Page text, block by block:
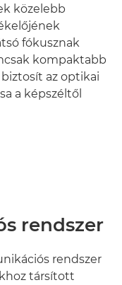
közelebb
fókusznak
kompaktabb
az optikai
a képszéltől
rendszer
rendszer
társított